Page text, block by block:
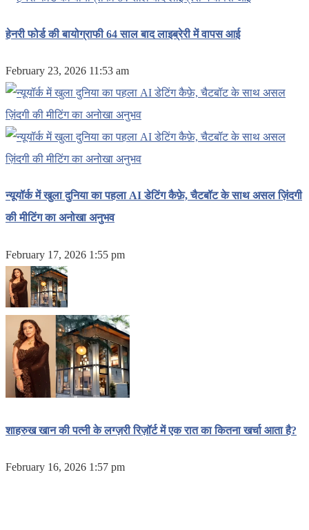
हेनरी फोर्ड की बायोग्राफी 64 साल बाद लाइब्रेरी में वापस आई
February 23, 2026 11:53 am
न्यूयॉर्क में खुला दुनिया का पहला AI डेटिंग कैफ़े, चैटबॉट के साथ असल ज़िंदगी
की मीटिंग का अनोखा अनुभव
February 17, 2026 1:55 pm
शाहरुख खान की पत्नी के लग्ज़री रिज़ॉर्ट में एक रात का कितना खर्चा आता है?
February 16, 2026 1:57 pm